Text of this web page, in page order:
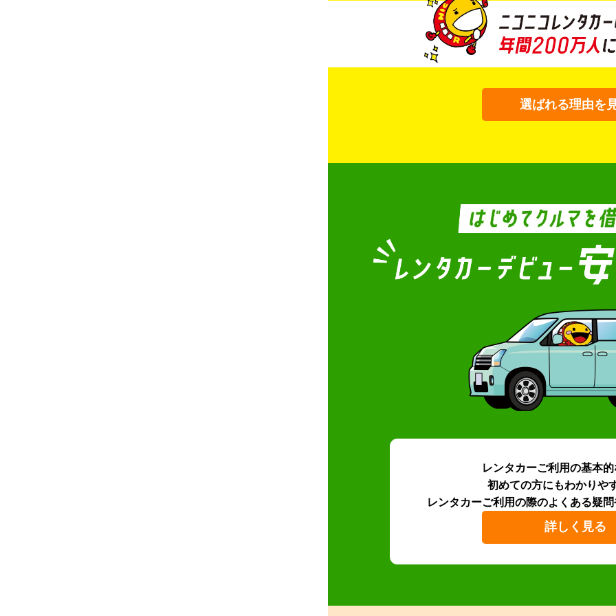
選ばれる理由を
レンタカーご利用の基本
初めての方にもわかりや
レンタカーご利用の際のよくある疑問
詳しく見る